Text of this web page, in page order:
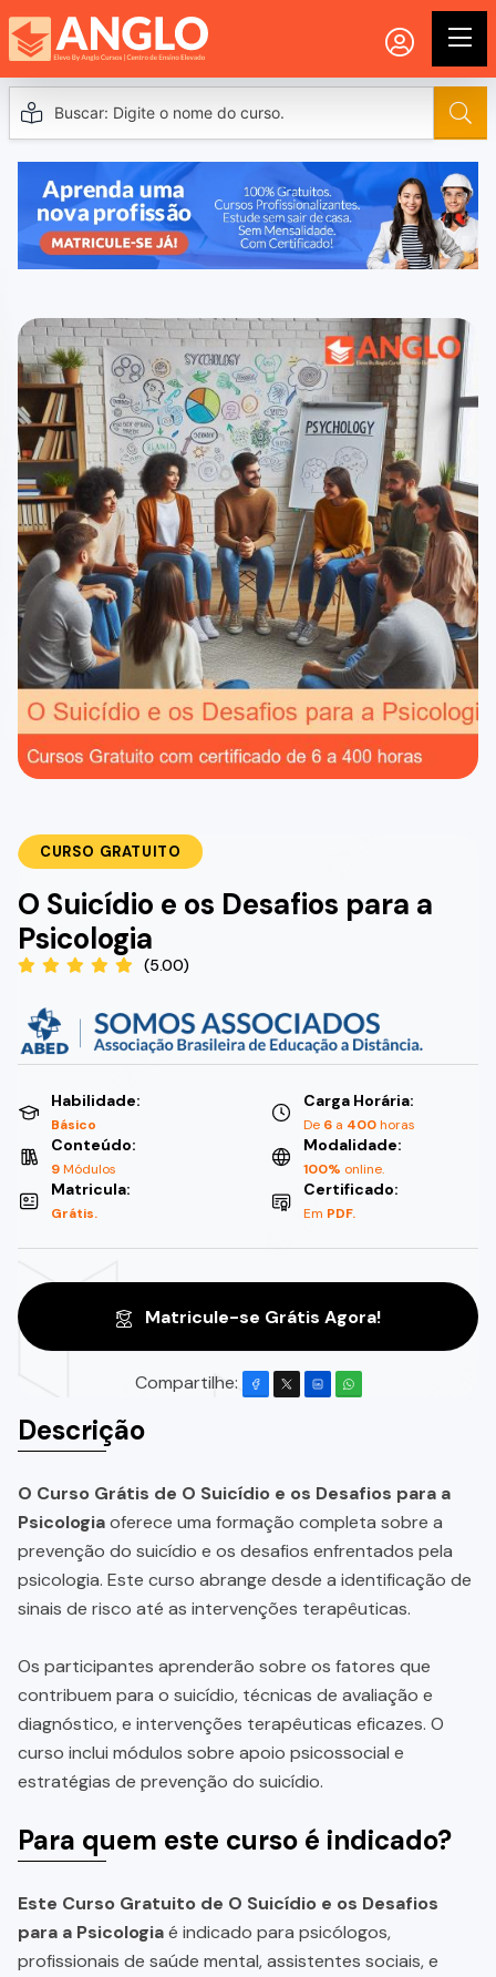
CURSO GRATUITO
O Suicídio e os Desafios para a
Psicologia
(5.00)
Habilidade:
Básico
Carga Horária:
De 6 a 400horas
Conteúdo:
9Módulos
Modalidade:
100% online.
Matricula:
Grátis.
Certificado:
Em PDF.
Matricule-se Grátis Agora!
Compartilhe:
Descrição
O Curso Grátis de O Suicídio e os Desafios para a
Psicologiaoferece uma formação completa sobre a
prevenção do suicídio e os desafios enfrentados pela
psicologia. Este curso abrange desde a identificação de
sinais de risco até as intervenções terapêuticas.
Os participantes aprenderão sobre os fatores que
contribuem para o suicídio, técnicas de avaliação e
diagnóstico, e intervenções terapêuticas eficazes. O
curso inclui módulos sobre apoio psicossocial e
estratégias de prevenção do suicídio.
Para quem este curso é indicado?
Este Curso Gratuito de O Suicídio e os Desafios
para a Psicologiaé indicado para psicólogos,
profissionais de saúde mental, assistentes sociais, e